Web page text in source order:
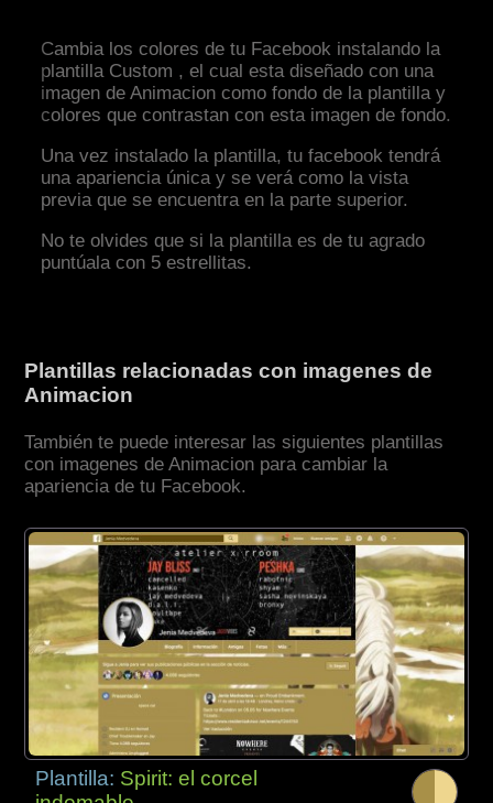
Cambia los colores de tu Facebook instalando la
plantilla Custom , el cual esta diseñado con una
imagen de Animacion como fondo de la plantilla y
colores que contrastan con esta imagen de fondo.
Una vez instalado la plantilla, tu facebook tendrá
una apariencia única y se verá como la vista
previa que se encuentra en la parte superior.
No te olvides que si la plantilla es de tu agrado
puntúala con 5 estrellitas.
Plantillas relacionadas con imagenes de
Animacion
También te puede interesar las siguientes plantillas
con imagenes de Animacion para cambiar la
apariencia de tu Facebook.
Plantilla: Spirit: el corcel